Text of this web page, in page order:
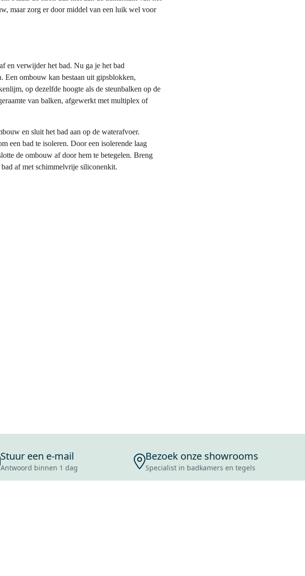
maar zorg er door middel van een luik wel voor
en verwijder het bad. Nu ga je het bad
ombouw kan bestaan uit gipsblokken,
op dezelfde hoogte als de steunbalken op de
van balken, afgewerkt met multiplex of
en sluit het bad aan op de waterafvoer.
een bad te isoleren. Door een isolerende laag
de ombouw af door hem te betegelen. Breng
af met schimmelvrije siliconenkit.
Stuur een e-mail
Antwoord binnen 1 dag
Bezoek onze showrooms
Specialist in badkamers en tegels